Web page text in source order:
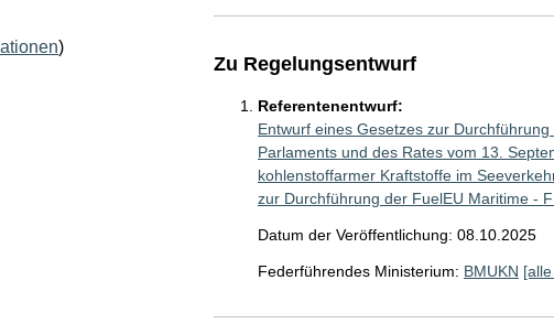
)
Zu Regelungsentwurf
Referentenentwurf:
Entwurf eines Gesetzes zur
Parlaments und des Rates vom 13.
kohlenstoffarmer Kraftstoffe im
zur Durchführung der FuelEU Maritime -
Datum der Veröffentlichung: 08.10.2025
Federführendes Ministerium: BMUKN